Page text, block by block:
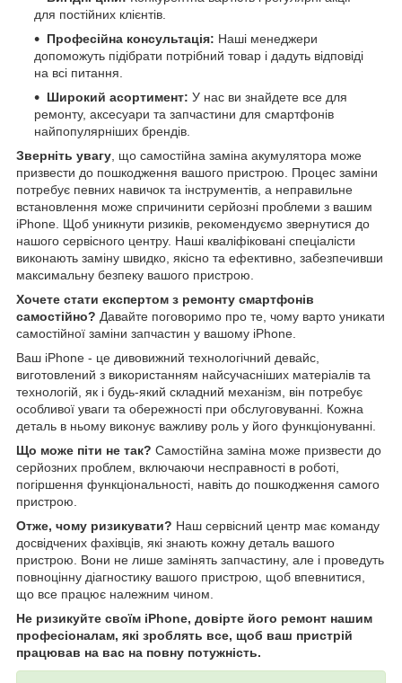
для постійних клієнтів.
Професійна консультація: Наші менеджери
допоможуть підібрати потрібний товар і дадуть відповіді
на всі питання.
Широкий асортимент: У нас ви знайдете все для
ремонту, аксесуари та запчастини для смартфонів
найпопулярніших брендів.
Зверніть увагу , що самостійна заміна акумулятора може
призвести до пошкодження вашого пристрою. Процес заміни
потребує певних навичок та інструментів, а неправильне
встановлення може спричинити серйозні проблеми з вашим
iPhone. Щоб уникнути ризиків, рекомендуємо звернутися до
нашого сервісного центру. Наші кваліфіковані спеціалісти
виконають заміну швидко, якісно та ефективно, забезпечивши
максимальну безпеку вашого пристрою.
Хочете стати експертом з ремонту смартфонів
самостійно? Давайте поговоримо про те, чому варто уникати
самостійної заміни запчастин у вашому iPhone.
Ваш iPhone - це дивовижний технологічний девайс,
виготовлений з використанням найсучасніших матеріалів та
технологій, як і будь-який складний механізм, він потребує
особливої уваги та обережності при обслуговуванні. Кожна
деталь в ньому виконує важливу роль у його функціонуванні.
Що може піти не так? Самостійна заміна може призвести до
серйозних проблем, включаючи несправності в роботі,
погіршення функціональності, навіть до пошкодження самого
пристрою.
Отже, чому ризикувати? Наш сервісний центр має команду
досвідчених фахівців, які знають кожну деталь вашого
пристрою. Вони не лише замінять запчастину, але і проведуть
повноцінну діагностику вашого пристрою, щоб впевнитися,
що все працює належним чином.
Не ризикуйте своїм iPhone, довірте його ремонт нашим
професіоналам, які зроблять все, щоб ваш пристрій
працював на вас на повну потужність.